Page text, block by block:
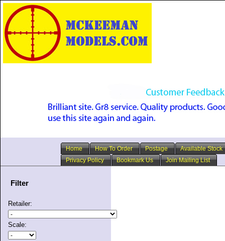
Home How To Order Postage
Available Stock
Privacy Policy
Bookmark Us Join Mailing List
Filter
Retailer:
Scale: